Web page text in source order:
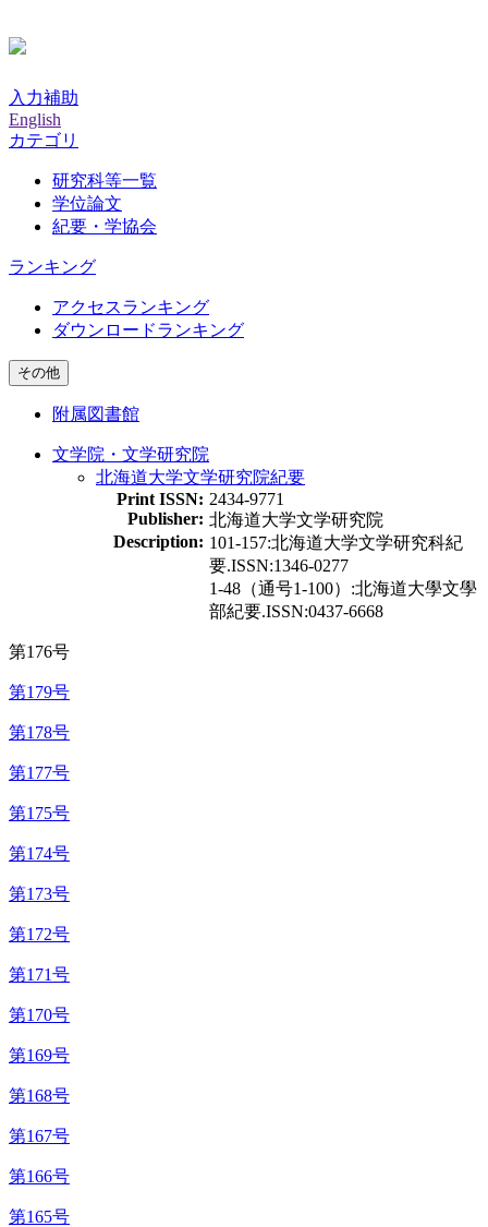
入力補助
English
カテゴリ
研究科等一覧
学位論文
紀要・学協会
ランキング
アクセスランキング
ダウンロードランキング
その他
附属図書館
文学院・文学研究院
北海道大学文学研究院紀要
Print ISSN: 2434-9771
Publisher: 北海道大学文学研究院
Description: 101-157:北海道大学文学研究科紀
要.ISSN:1346-0277
1-48（通号1-100）:北海道大學文學
部紀要.ISSN:0437-6668
第176号
第179号
第178号
第177号
第175号
第174号
第173号
第172号
第171号
第170号
第169号
第168号
第167号
第166号
第165号